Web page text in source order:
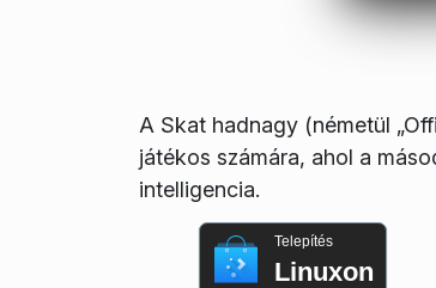
A Skat hadnagy (németül
játékos számára, ahol a
intelligencia.
Telepítés
Linuxon